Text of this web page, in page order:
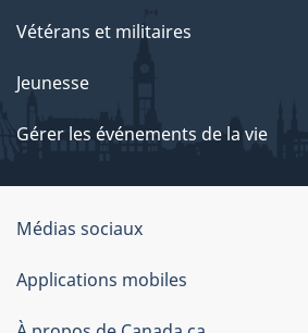
Vétérans et militaires
Jeunesse
Gérer les événements de la vie
Organisation
du
gouvernement
Médias sociaux
Applications mobiles